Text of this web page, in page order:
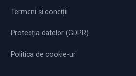
Termeni și condiții
Protecția datelor (GDPR)
Politica de cookie-uri